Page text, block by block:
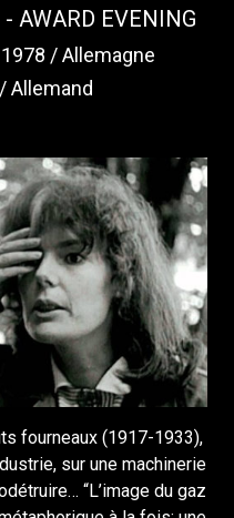
AWARD EVENING
1978
Allemagne
Allemand
fourneaux (1917-1933),
sur une machinerie
“L’image du gaz